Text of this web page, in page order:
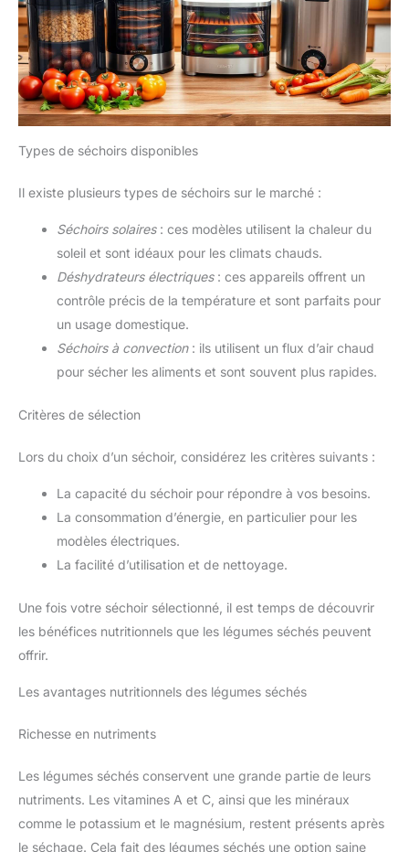
Types de séchoirs disponibles
Il existe plusieurs types de séchoirs sur le marché :
Séchoirs solaires: ces modèles utilisent la chaleur du
soleil et sont idéaux pour les climats chauds.
Déshydrateurs électriques: ces appareils offrent un
contrôle précis de la température et sont parfaits pour
un usage domestique.
Séchoirs à convection: ils utilisent un flux d’air chaud
pour sécher les aliments et sont souvent plus rapides.
Critères de sélection
Lors du choix d’un séchoir, considérez les critères suivants :
La capacité du séchoir pour répondre à vos besoins.
La consommation d’énergie, en particulier pour les
modèles électriques.
La facilité d’utilisation et de nettoyage.
Une fois votre séchoir sélectionné, il est temps de découvrir
les bénéfices nutritionnels que les légumes séchés peuvent
offrir.
Les avantages nutritionnels des légumes séchés
Richesse en nutriments
Les légumes séchés conservent une grande partie de leurs
nutriments. Les vitamines A et C, ainsi que les minéraux
comme le potassium et le magnésium, restent présents après
le séchage. Cela fait des légumes séchés une option saine